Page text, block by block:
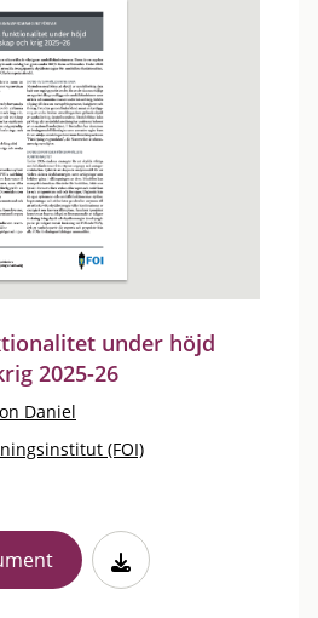
under höjd
2025-26
Daniel
(FOI)